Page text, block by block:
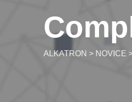
ALKATRON > NOVICE